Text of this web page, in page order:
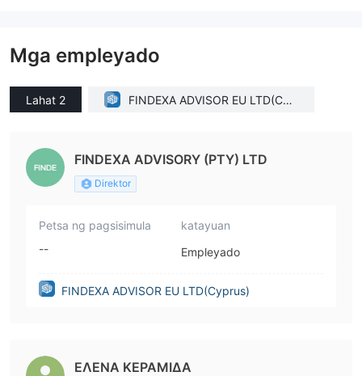
Mga empleyado
Lahat 2
FINDEXA ADVISOR EU LTD(Cyp
FINDEXA ADVISORY (PTY) LTD
Direktor
Petsa ng pagsisimula
--
katayuan
Empleyado
FINDEXA ADVISOR EU LTD(Cyprus)
ΕΛΕΝΑ ΚΕΡΑΜΙΔΑ